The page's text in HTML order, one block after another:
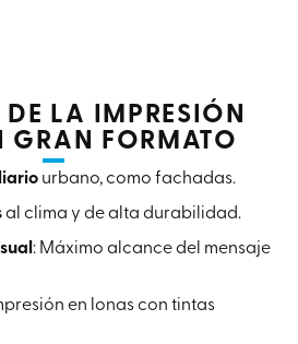
LA IMPRESIÓN
GRAN FORMATO
urbano, como fachadas.
al clima y de alta durabilidad.
: Máximo alcance del mensaje
en lonas con tintas